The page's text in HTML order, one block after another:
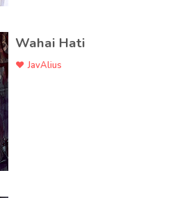
Wahai Hati
JavAlius